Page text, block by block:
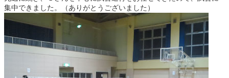
集中できました。（ありがとうございました）